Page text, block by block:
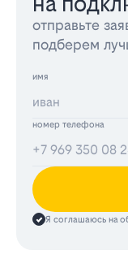
отправьте
подберем
имя
номер телефона
Я соглашаюсь на